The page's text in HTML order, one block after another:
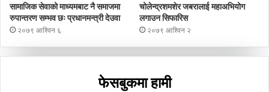
सामाजिक सेवाको माध्यमबाट नै समाजमा
रुपान्तरण सम्भव छः प्रधानमन्त्री देउवा
२०७९ आश्विन ६
चोलेन्द्रशमशेर जबरालाई महाअभियोग
लगाउन सिफारिस
२०७९ आश्विन २
फेसबुकमा हामी